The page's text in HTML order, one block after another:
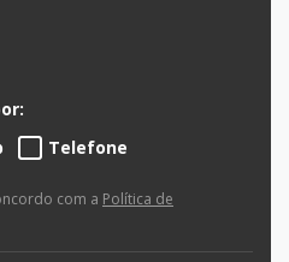
Telefone
com a Política de